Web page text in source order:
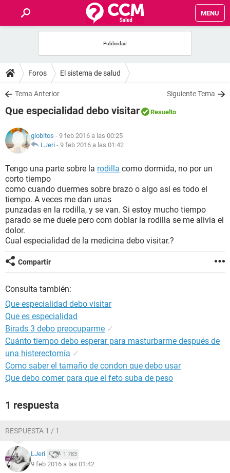
MENU
FOROS
SALUD
FAMILIA
NUTRICIÓN
BIENESTAR
SEXUALIDAD
GLOSARIO
Foros El sistema de salud
Tema Anterior Siguiente Tema
Que especialidad debo visitar Resuelto
globitos - 9 feb 2016 a las 00:25
LJeri - 9 feb 2016 a las 01:42
Tengo una parte sobre la rodilla como dormida, no por un
corto tiempo
como cuando duermes sobre brazo o algo asi es todo el
tiempo. A veces me dan unas
punzadas en la rodilla, y se van. Si estoy mucho tiempo
parado se me duele pero com doblar la rodilla se me alivia el
dolor.
Cual especialidad de la medicina debo visitar.?
Compartir
Consulta también:
Que especialidad debo visitar
Que es especialidad
Birads 3 debo preocuparme ✓
Cuánto tiempo debo esperar para masturbarme después de
una histerectomía ✓
Como saber el tamaño de condon que debo usar
Que debo comer para que el feto suba de peso
1 respuesta
RESPUESTA 1 / 1
LJeri 1.783
9 feb 2016 a las 01:42